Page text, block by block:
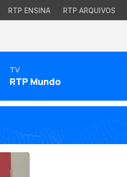
RTP ENSINA RTP ARQUIVOS
TV
RTP Mundo